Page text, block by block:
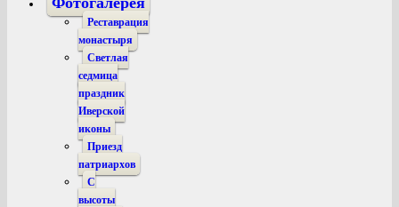
Реставрация
монастыря
Светлая
седмица
праздник
Иверской
иконы
Приезд
патриархов
С
высоты